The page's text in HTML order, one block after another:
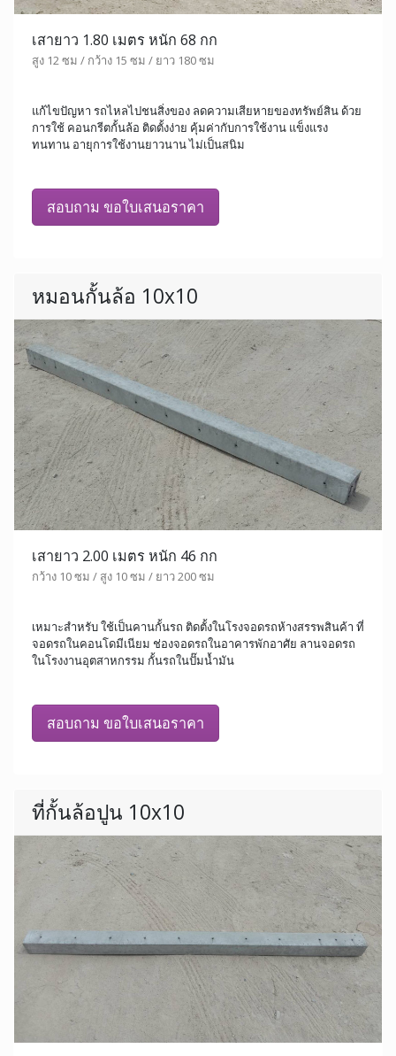
เสายาว 1.80 เมตร หนัก 68 กก
สูง 12 ซม / กว้าง 15 ซม / ยาว 180 ซม
แก้ไขปัญหา รถไหลไปชนสิ่งของ ลดความเสียหายของทรัพย์สิน ด้วย
การใช้ คอนกรีตกั้นล้อ ติดตั้งง่าย คุ้มค่ากับการใช้งาน แข็งแรง
ทนทาน อายุการใช้งานยาวนาน ไม่เป็นสนิม
สอบถาม ขอใบเสนอราคา
หมอนกั้นล้อ 10x10
เสายาว 2.00 เมตร หนัก 46 กก
กว้าง 10 ซม / สูง 10 ซม / ยาว 200 ซม
เหมาะสำหรับ ใช้เป็นคานกั้นรถ ติดตั้งในโรงจอดรถห้างสรรพสินค้า ที่
จอดรถในคอนโดมีเนียม ช่องจอดรถในอาคารพักอาศัย ลานจอดรถ
ในโรงงานอุตสาหกรรม กั้นรถในปั๊มน้ำมัน
สอบถาม ขอใบเสนอราคา
ที่กั้นล้อปูน 10x10